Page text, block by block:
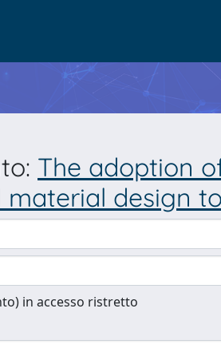
The adoption
design
in accesso ristretto